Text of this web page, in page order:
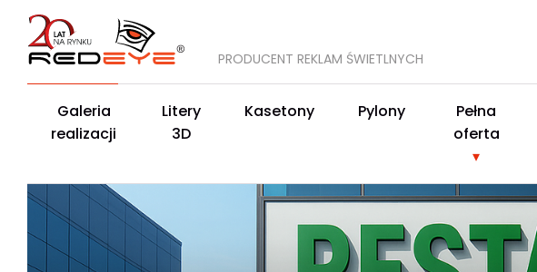
PRODUCENT REKLAM ŚWIETLNYCH
Galeria
realizacji
Litery
3D
Kasetony Pylony
Pełna
oferta